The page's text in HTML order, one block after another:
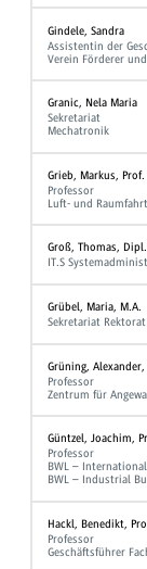
Gindele, Sandra
Assistentin der
Verein Förderer
Granic, Nela Maria
Sekretariat
Mechatronik
Grieb, Markus, Prof.
Professor
Luft- und
Groß, Thomas,
IT.S
Grübel, Maria, M.A.
Sekretariat Rektorat
Grüning,
Professor
Zentrum für
Güntzel, Joachim,
Professor
BWL –
BWL – Industrial
Hackl, Benedikt,
Professor
Geschäftsführer